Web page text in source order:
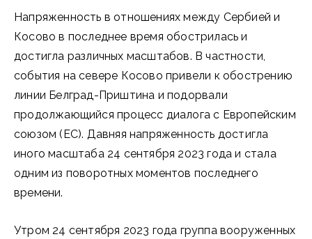
Напряженность в отношениях между Сербией и
Косово в последнее время обострилась и
достигла различных масштабов. В частности,
события на севере Косово привели к обострению
линии Белград-Приштина и подорвали
продолжающийся процесс диалога с Европейским
союзом (ЕС). Давняя напряженность достигла
иного масштаба 24 сентября 2023 года и стала
одним из поворотных моментов последнего
времени.
Утром 24 сентября 2023 года группа вооруженных